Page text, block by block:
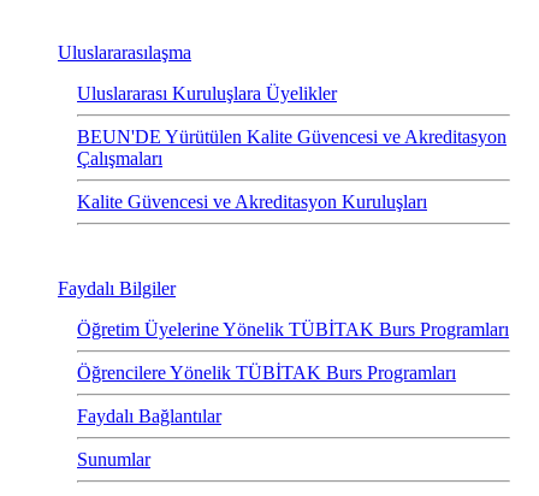
Uluslararasılaşma
Uluslararası Kuruluşlara Üyelikler
BEUN'DE Yürütülen Kalite Güvencesi ve Akreditasyon
Çalışmaları
Kalite Güvencesi ve Akreditasyon Kuruluşları
Faydalı Bilgiler
Öğretim Üyelerine Yönelik TÜBİTAK Burs Programları
Öğrencilere Yönelik TÜBİTAK Burs Programları
Faydalı Bağlantılar
Sunumlar